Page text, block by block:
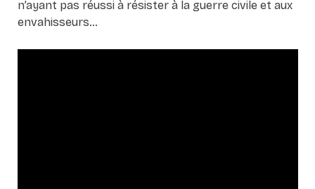
n’ayant pas réussi à résister à la guerre civile et aux
envahisseurs…